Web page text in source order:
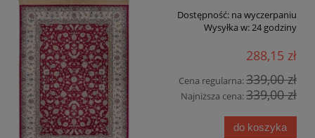
Dostępność: na wyczerpaniu
Wysyłka w:24 godziny
288,15 zł
Cena regularna:339,00 zł
Najniższa cena:339,00 zł
do koszyka